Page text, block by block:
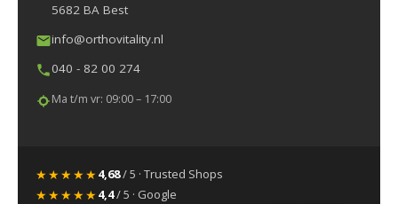
5682 BA Best
info@orthovitality.nl
040 - 82 00 274
Ma t/m vr: 09:00 – 17:00
★★★★★4,68/ 5 · Trusted Shops
★★★★★4,4/ 5 · Google